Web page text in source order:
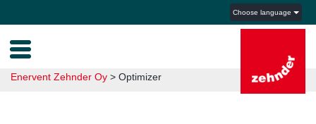
Choose language
Enervent Zehnder Oy > Optimizer